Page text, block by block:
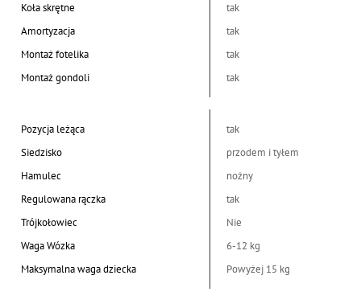
Koła skrętne
tak
Amortyzacja
tak
Montaż fotelika
tak
Montaż gondoli
tak
Pozycja leżąca
tak
Siedzisko
przodem i tyłem
Hamulec
nożny
Regulowana rączka
tak
Trójkołowiec
Nie
Waga Wózka
6-12 kg
Maksymalna waga dziecka
Powyżej 15 kg